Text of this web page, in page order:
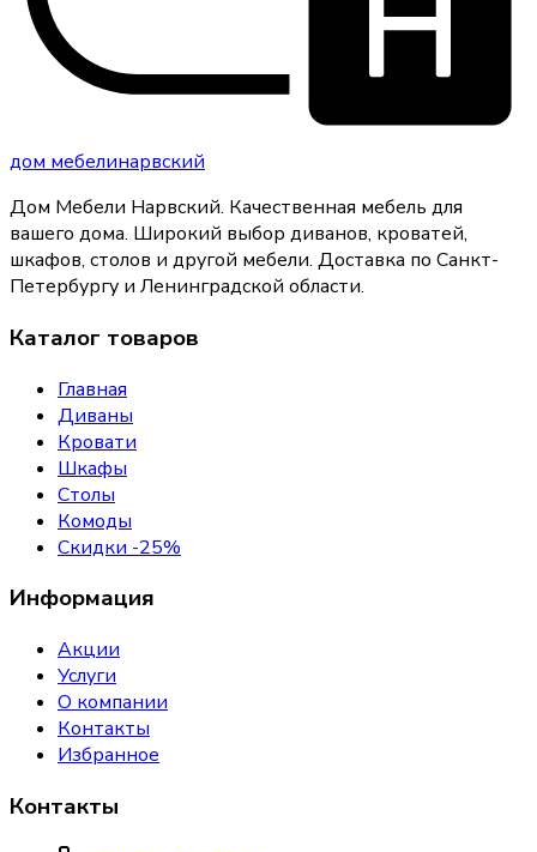
дом мебелинарвский
Дом Мебели Нарвский. Качественная мебель для
вашего дома. Широкий выбор диванов, кроватей,
шкафов, столов и другой мебели. Доставка по Санкт-
Петербургу и Ленинградской области.
Каталог товаров
Главная
Диваны
Кровати
Шкафы
Столы
Комоды
Скидки -25%
Информация
Акции
Услуги
О компании
Контакты
Избранное
Контакты